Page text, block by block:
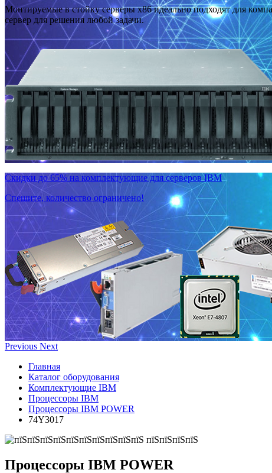
Монтируемые в стойку серверы x86 идеально подходят для
сервер для решения любой задачи.
Скидки до 65% на комплектующие для серверов IBM
Спешите, количество ограничено!
Previous Next
Главная
Каталог оборудования
Комплектующие IBM
Процессоры IBM
Процессоры IBM POWER
74Y3017
Процессоры IBM POWER